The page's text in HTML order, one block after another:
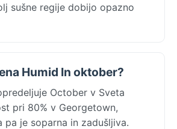
sušne regije dobijo opazno
Humid In oktober?
October v Sveta
pri 80% v Georgetown,
pa je soparna in zadušljiva.